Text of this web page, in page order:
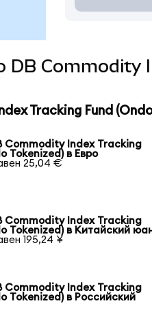
DB
Tracking Fund
Commodity Index Tracking
Tokenized) в Евро
25,04 €
Commodity Index Tracking
Tokenized) в Китайский
195,24 ¥
Commodity Index Tracking
Tokenized) в Российский